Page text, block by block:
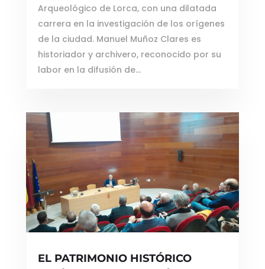
Arqueológico de Lorca, con una dilatada
carrera en la investigación de los orígenes
de la ciudad. Manuel Muñoz Clares es
historiador y archivero, reconocido por su
labor en la difusión de...
EL PATRIMONIO HISTÓRICO